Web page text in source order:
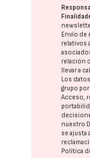
Envío de
relativos
relación
llevar a
Los
grupo
Acceso,
nuestro
se ajusta
Política